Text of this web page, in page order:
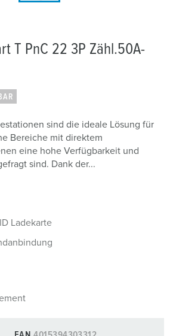
T PnC 22 3P Zähl.50A-
sind die ideale Lösung für
Bereiche mit direktem
eine hohe Verfügbarkeit und
sind. Dank der...
Ladekarte